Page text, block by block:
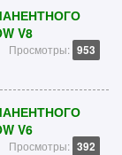
V8
Просмотры: 953
V6
Просмотры: 392